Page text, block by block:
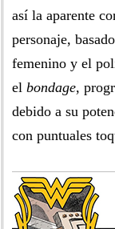
así la aparente
personaje,
femenino y el
el bondage,
debido a su
con puntuales